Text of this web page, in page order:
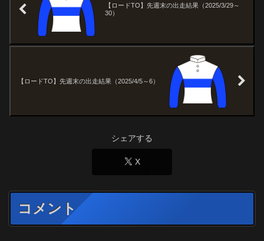
【ロードTO】先週末の出走結果（2025/3/29～
30）
【ロードTO】先週末の出走結果（2025/4/5～6）
シェアする
X
コメント